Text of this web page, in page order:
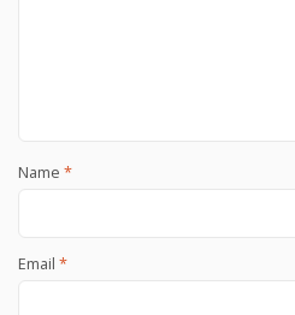
Name *
Email *